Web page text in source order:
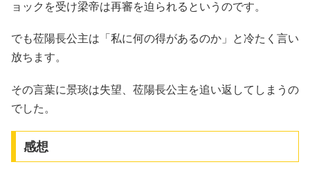
ョックを受け梁帝は再審を迫られるというのです。
でも莅陽長公主は「私に何の得があるのか」と冷たく言い
放ちます。
その言葉に景琰は失望、莅陽長公主を追い返してしまうの
でした。
感想